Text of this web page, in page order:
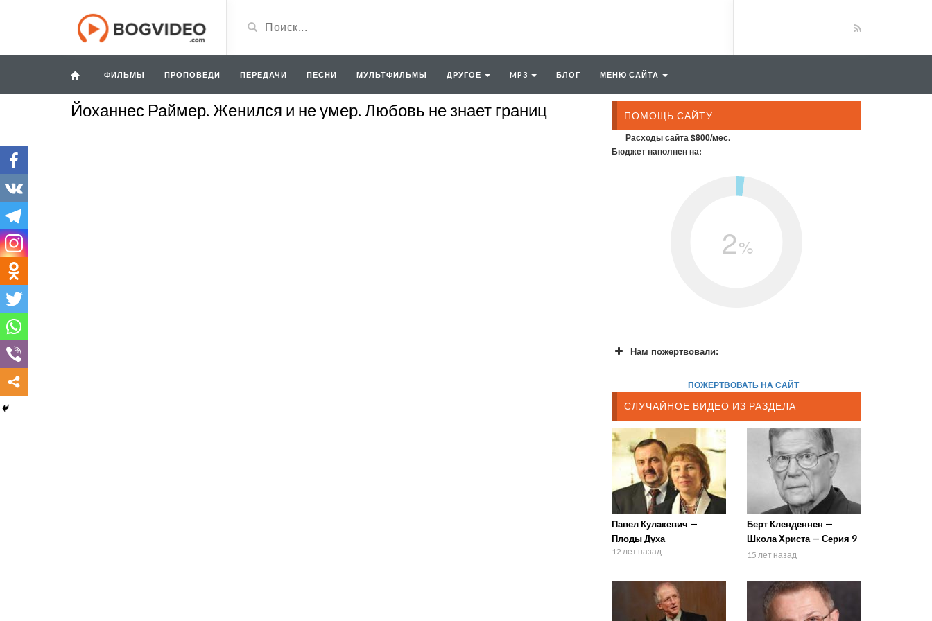
ФИЛЬМЫ ПРОПОВЕДИ ПЕРЕДАЧИ ПЕСНИ МУЛЬТФИЛЬМЫ ДРУГОЕ MP3 БЛОГ МЕНЮ САЙТА
Йоханнес Раймер. Женился и не умер. Любовь не знает границ ПОМОЩЬ САЙТУ
Расходы сайта $800/мес.
Бюджет наполнен на:
2%
Нам пожертвовали:
ПОЖЕРТВОВАТЬ НА САЙТ
СЛУЧАЙНОЕ ВИДЕО ИЗ РАЗДЕЛА
Павел Кулакевич —
Плоды Духа
12 лет назад
Берт Кленденнен —
Школа Христа — Серия 9
— Молитва 5
15 лет назад